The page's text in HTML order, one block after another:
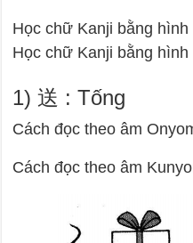
Học chữ Kanji bằng
Học chữ Kanji bằng
1) 送 : Tống
Cách đọc theo âm
Cách đọc theo âm